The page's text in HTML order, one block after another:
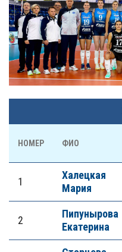
НОМЕР ФИО
1
Халецкая
Мария
2
Пипунырова
Екатерина